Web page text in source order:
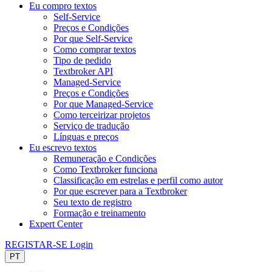
Eu compro textos
Self-Service
Preços e Condições
Por que Self-Service
Como comprar textos
Tipo de pedido
Textbroker API
Managed-Service
Preços e Condições
Por que Managed-Service
Como terceirizar projetos
Serviço de tradução
Línguas e preços
Eu escrevo textos
Remuneração e Condições
Como Textbroker funciona
Classificação em estrelas e perfil como autor
Por que escrever para a Textbroker
Seu texto de registro
Formação e treinamento
Expert Center
REGISTAR-SE Login
PT